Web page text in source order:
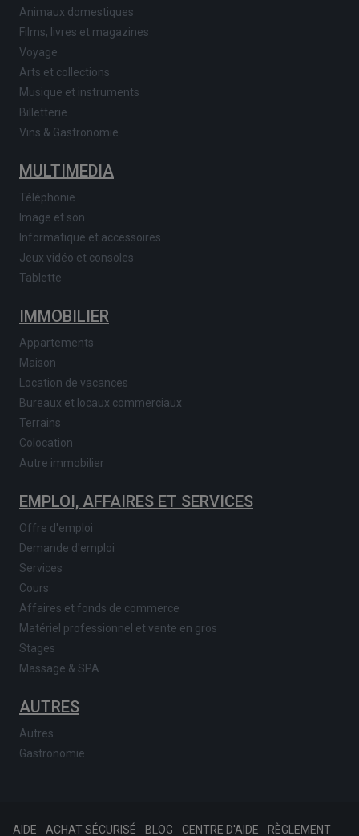
Animaux domestiques
Films, livres et magazines
Voyage
Arts et collections
Musique et instruments
Billetterie
Vins & Gastronomie
MULTIMEDIA
Téléphonie
Image et son
Informatique et accessoires
Jeux vidéo et consoles
Tablette
IMMOBILIER
Appartements
Maison
Location de vacances
Bureaux et locaux commerciaux
Terrains
Colocation
Autre immobilier
EMPLOI, AFFAIRES ET SERVICES
Offre d'emploi
Demande d'emploi
Services
Cours
Affaires et fonds de commerce
Matériel professionnel et vente en gros
Stages
Massage & SPA
AUTRES
Autres
Gastronomie
AIDE ACHAT SÉCURISÉ BLOG CENTRE D'AIDE RÈGLEMENT